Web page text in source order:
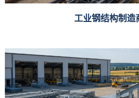
工业钢结构制造